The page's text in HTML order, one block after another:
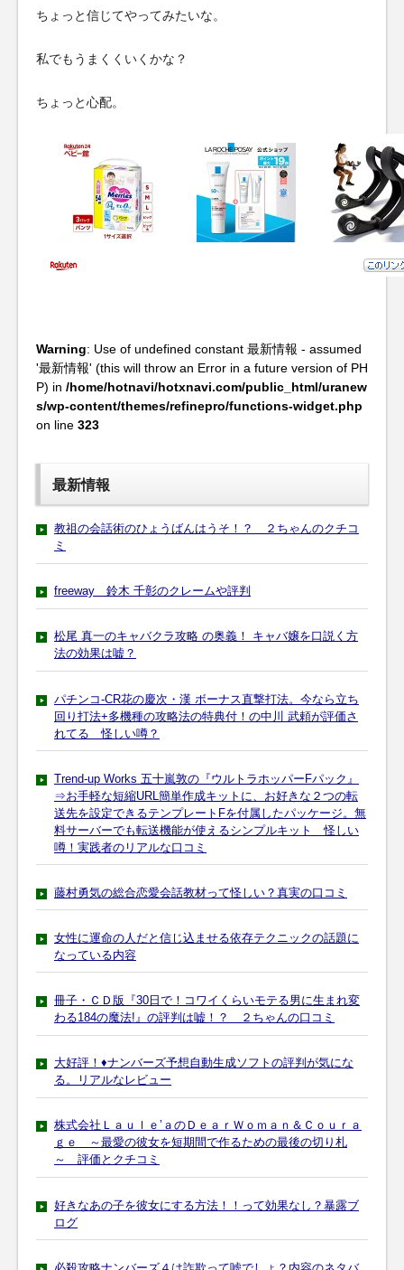
ちょっと信じてやってみたいな。
私でもうまくくいくかな？
ちょっと心配。
Warning: Use of undefined constant 最新情報 - assumed
'最新情報' (this will throw an Error in a future version of PH
P) in /home/hotnavi/hotxnavi.com/public_html/uranew
s/wp-content/themes/refinepro/functions-widget.php
on line 323
最新情報
教祖の会話術のひょうばんはうそ！？ ２ちゃんのクチコ
ミ
freeway 鈴木 千彰のクレームや評判
松尾 真一のキャバクラ攻略 の奥義！ キャバ嬢を口説く方
法の効果は嘘？
パチンコ-CR花の慶次・漢 ボーナス直撃打法。今なら立ち
回り打法+多機種の攻略法の特典付！の中川 武頼が評価さ
れてる 怪しい噂？
Trend-up Works 五十嵐敦の『ウルトラホッパーFパック』
⇒お手軽な短縮URL簡単作成キットに、お好きな２つの転
送先を設定できるテンプレートFを付属したパッケージ。無
料サーバーでも転送機能が使えるシンプルキット 怪しい
噂！実践者のリアルな口コミ
藤村勇気の総合恋愛会話教材って怪しい？真実の口コミ
女性に運命の人だと信じ込ませる依存テクニックの話題に
なっている内容
冊子・ＣＤ版『30日で！コワイくらいモテる男に生まれ変
わる184の魔法!』の評判は嘘！？ ２ちゃんの口コミ
大好評！♦ナンバーズ予想自動生成ソフトの評判が気にな
る。リアルなレビュー
株式会社Ｌａｕｌｅ’ａのＤｅａｒＷｏｍａｎ＆Ｃｏｕｒａ
ｇｅ ～最愛の彼女を短期間で作るための最後の切り札
～ 評価とクチコミ
好きなあの子を彼女にする方法！！って効果なし？暴露ブ
ログ